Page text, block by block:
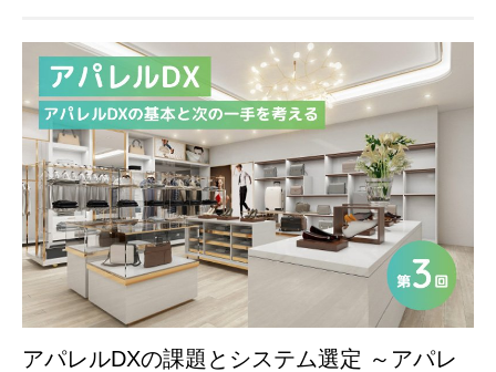
アパレルDXの課題とシステム選定 ～アパレ